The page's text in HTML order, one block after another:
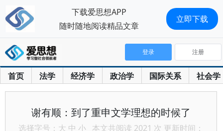
首页 法学 经济学 政治学 国际关系 社会学
登录 注册
谢有顺：到了重申文学理想的时候了
选择字号： 大 中 小 本文共阅读 2021 次 更新时间：
下载爱思想APP
随时随地阅读精品文章
立即下载